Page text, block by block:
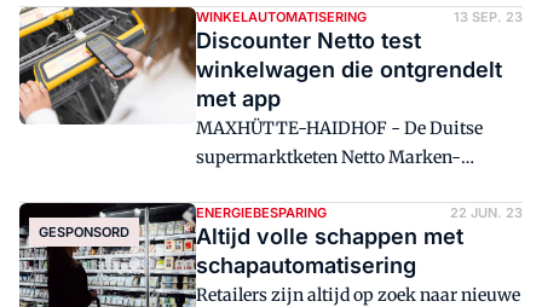
van de keten. De winkel is gevestigd aan
winkelboulevard Big Shops in
Rotterdam-West.
WINKELAUTOMATISERING 13 SEP. 23
Discounter Netto test
winkelwagen die ontgrendelt
met app
MAXHÜTTE-HAIDHOF - De Duitse
supermarktketen Netto Marken-
alleen muntjes slikt, maar ook is te
ontgrendelen met de eigen Netto-app.
GESPONSORD
ENERGIEBESPARING 22 JUN. 23
Altijd volle schappen met
schapautomatisering
Retailers zijn altijd op zoek naar nieuwe